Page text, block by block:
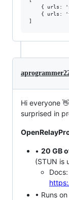
{ urls:
{ urls:
Hi everyone
surprised in
• 20 GB
(STUN is
Docs:
• Runs